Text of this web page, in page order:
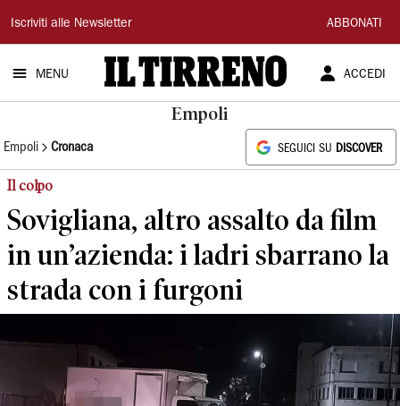
Il
Tirreno
Iscriviti alle Newsletter ABBONATI
MENU ACCEDI
Empoli
Empoli Cronaca SEGUICI SU DISCOVER
Il colpo
Sovigliana, altro assalto da film
in un’azienda: i ladri sbarrano la
strada con i furgoni